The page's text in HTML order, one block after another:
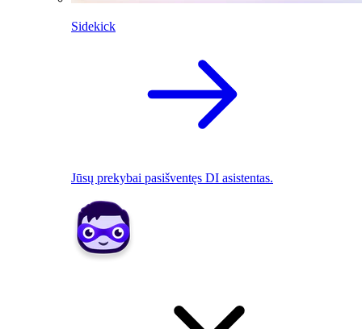
Sidekick
Jūsų prekybai pasišventęs DI asistentas.